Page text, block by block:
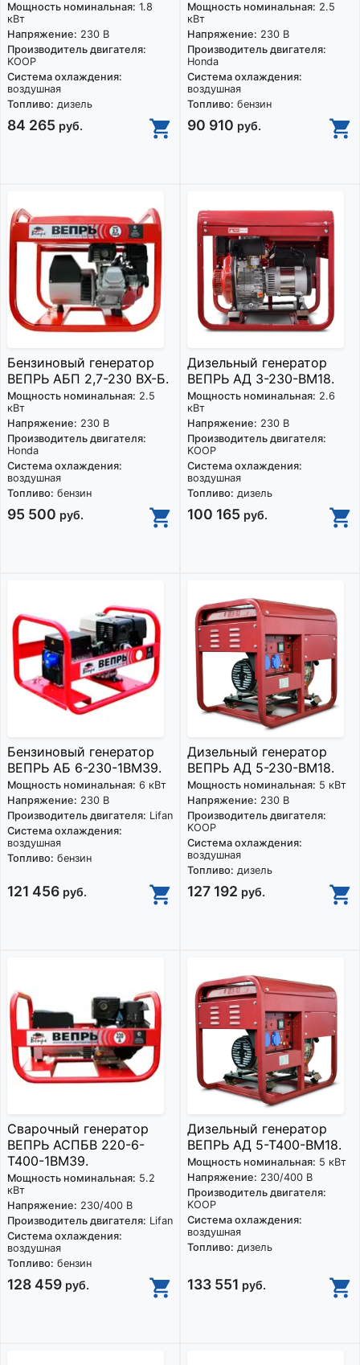
Мощность номинальная: 1.8
кВт
Напряжение: 230 В
Производитель двигателя:
KOOP
Система охлаждения:
воздушная
Топливо: дизель
84 265 руб.
Мощность номинальная: 2.5
кВт
Напряжение: 230 В
Производитель двигателя:
Honda
Система охлаждения:
воздушная
Топливо: бензин
90 910 руб.
Бензиновый генератор
ВЕПРЬ АБП 2,7-230 ВХ-Б.
Мощность номинальная: 2.5
кВт
Напряжение: 230 В
Производитель двигателя:
Honda
Система охлаждения:
воздушная
Топливо: бензин
95 500 руб.
Дизельный генератор
ВЕПРЬ АД 3-230-ВМ18.
Мощность номинальная: 2.6
кВт
Напряжение: 230 В
Производитель двигателя:
KOOP
Система охлаждения:
воздушная
Топливо: дизель
100 165 руб.
Бензиновый генератор
ВЕПРЬ АБ 6-230-1ВМ39.
Мощность номинальная: 6 кВт
Напряжение: 230 В
Производитель двигателя: Lifan
Система охлаждения:
воздушная
Топливо: бензин
121 456 руб.
Дизельный генератор
ВЕПРЬ АД 5-230-ВМ18.
Мощность номинальная: 5 кВт
Напряжение: 230 В
Производитель двигателя:
KOOP
Система охлаждения:
воздушная
Топливо: дизель
127 192 руб.
Сварочный генератор
ВЕПРЬ АСПБВ 220-6-
Т400-1ВМ39.
Мощность номинальная: 5.2
кВт
Напряжение: 230/400 В
Производитель двигателя: Lifan
Система охлаждения:
воздушная
Топливо: бензин
128 459 руб.
Дизельный генератор
ВЕПРЬ АД 5-Т400-ВМ18.
Мощность номинальная: 5 кВт
Напряжение: 230/400 В
Производитель двигателя:
KOOP
Система охлаждения:
воздушная
Топливо: дизель
133 551 руб.